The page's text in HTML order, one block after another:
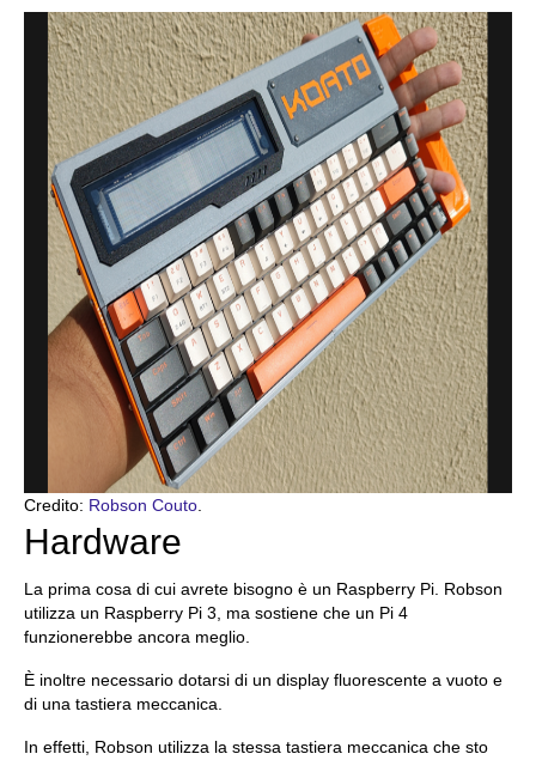
Credito: Robson Couto.
Hardware
La prima cosa di cui avrete bisogno è un Raspberry Pi. Robson
utilizza un Raspberry Pi 3, ma sostiene che un Pi 4
funzionerebbe ancora meglio.
È inoltre necessario dotarsi di un display fluorescente a vuoto e
di una tastiera meccanica.
In effetti, Robson utilizza la stessa tastiera meccanica che sto